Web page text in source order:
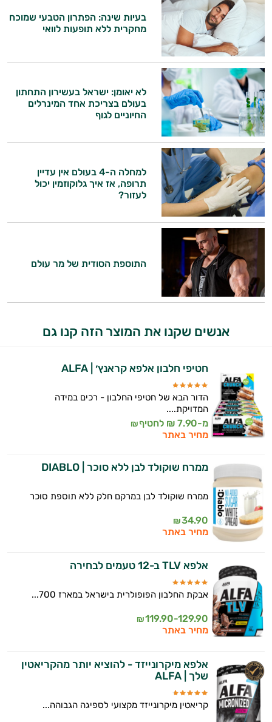
בעיות שינה: הפתרון הטבעי שמוכח
מחקרית ללא תופעות לוואי
לא יאומן: ישראל בעשירון התחתון
בעולם בצריכת אחד המינרלים
החיוניים לגוף
למחלה ה-4 בעולם אין עדיין
תרופה, אז איך גלוקוזמין יכול
לעזור?
התוספת הסודית של מר עולם
אנשים שקנו את המוצר הזה קנו גם
חטיפי חלבון אלפא קראנץ׳ | ALFA
הדור הבא של חטיפי החלבון - רכים במידה
המדויקת....
מ-7.90 ₪ לחטיף ₪
מחיר באתר
ממרח שוקולד לבן ללא סוכר | DIABLO
ממרח שוקולד לבן במרקם חלק ללא תוספת סוכר
34.90
₪
מחיר באתר
אלפא TLV ב-12 טעמים לבחירה
אבקת החלבון הפופולרית בישראל במארז 700...
119.90-129.90
₪
מחיר באתר
אלפא מיקרונייזד - להוציא יותר מהקריאטין
שלך | ALFA
קריאטין מיקרונייזד מקצועי לספיגה הגבוהה...
התזונה ומוצרי הבריאות המדויקים למטרות
ולמצב הגופני שלך, ולהסביר לך אילו רכיבים
עובדים יחד כדי למקסם תוצאות גם בחיי היום
יום וגם בתחום הכושר והספורט.
המטרה שלי היא להתאים עבורך המלצות
אישיות מבוססות מדעית.
זה הזמן להתחיל. איך אוכל לעזור?